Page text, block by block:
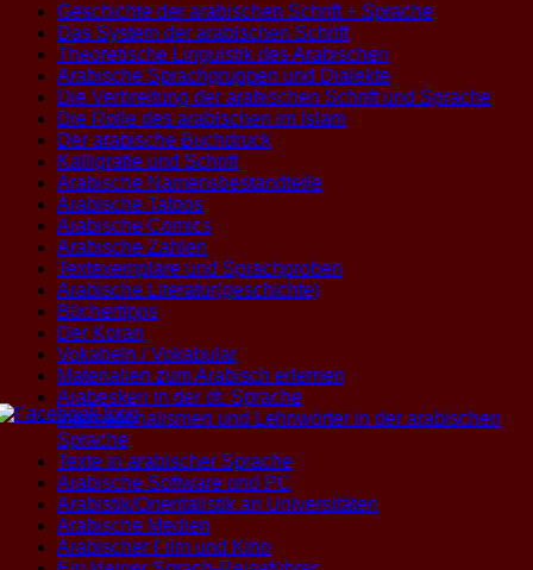
Geschichte der arabischen Schrift + Sprache
Das System der arabischen Schrift
Theoretische Linguistik des Arabischen
Arabische Sprachgruppen und Dialekte
Die Verbreitung der arabischen Schrift und Sprache
Die Rolle des arabischen im Islam
Der arabische Buchdruck
Kalligrafie und Schrift
Arabische Namensbestandteile
Arabische Tatoos
Arabische Comics
Arabische Zahlen
Textexemplare und Sprachproben
Arabische Literatur(geschichte)
Büchertipps
Der Koran
Vokabeln / Vokabular
Materialien zum Arabisch erlernen
Arabesken in der dt. Sprache
Internationalismen und Lehnwörter in der arabischen
Sprache
Texte in arabischer Sprache
Arabische Software und PC
Arabistik/Orientalistik an Universitäten
Arabische Medien
Arabischer Film und Kino